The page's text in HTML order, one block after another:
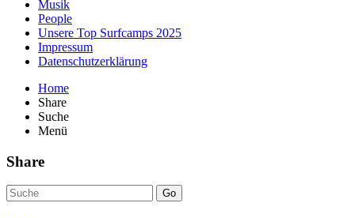
Musik
People
Unsere Top Surfcamps 2025
Impressum
Datenschutzerklärung
Home
Share
Suche
Menü
Share
Go